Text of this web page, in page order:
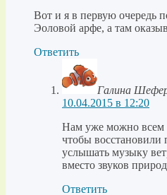
Вот и я в первую очередь
Эоловой арфе, а там
Ответить
Галина
10.04.2015 в 12:20
Нам уже можно всем
чтобы восстановили
услышать музыку
вместо звуков
Ответить